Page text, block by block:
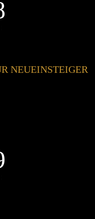
NEUEINSTEIGER